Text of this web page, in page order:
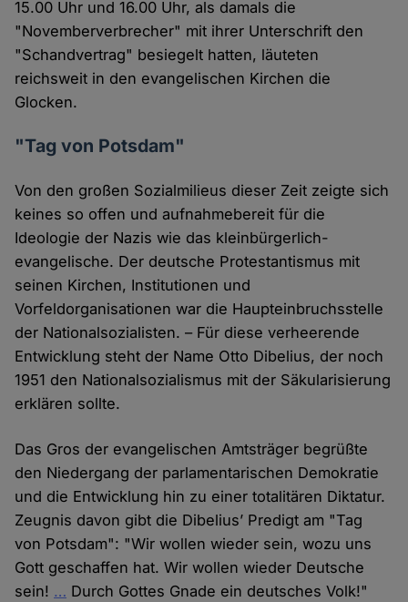
15.00 Uhr und 16.00 Uhr, als damals die
"Novemberverbrecher" mit ihrer Unterschrift den
"Schandvertrag" besiegelt hatten, läuteten
reichsweit in den evangelischen Kirchen die
Glocken.
"Tag von Potsdam"
Von den großen Sozialmilieus dieser Zeit zeigte sich
keines so offen und aufnahmebereit für die
Ideologie der Nazis wie das kleinbürgerlich-
evangelische. Der deutsche Protestantismus mit
seinen Kirchen, Institutionen und
Vorfeldorganisationen war die Haupteinbruchsstelle
der Nationalsozialisten. – Für diese verheerende
Entwicklung steht der Name Otto Dibelius, der noch
1951 den Nationalsozialismus mit der Säkularisierung
erklären sollte.
Das Gros der evangelischen Amtsträger begrüßte
den Niedergang der parlamentarischen Demokratie
und die Entwicklung hin zu einer totalitären Diktatur.
Zeugnis davon gibt die Dibelius’ Predigt am "Tag
von Potsdam": "Wir wollen wieder sein, wozu uns
Gott geschaffen hat. Wir wollen wieder Deutsche
sein! … Durch Gottes Gnade ein deutsches Volk!"